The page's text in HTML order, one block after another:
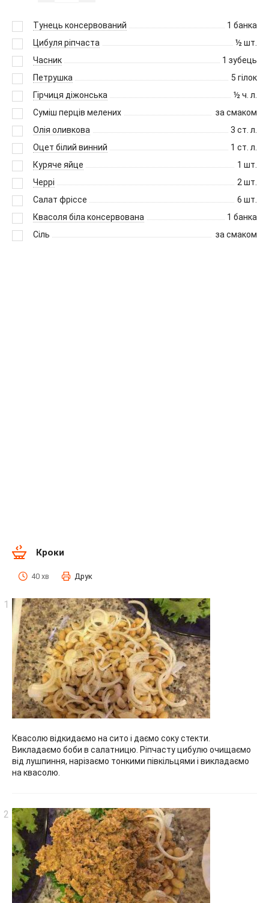
Тунець консервований 1 банка
Цибуля ріпчаста
½ шт.
Часник
1 зубець
Петрушка
5 гілок
Гірчиця діжонська
½ ч. л.
Суміш перців мелених
за смаком
Олія оливкова
3 ст. л.
Оцет білий винний
1 ст. л.
Куряче яйце
1 шт.
Черрі
2 шт.
Салат фріссе
6 шт.
Квасоля біла консервована
1 банка
Сіль
за смаком
Кроки
40 хв Друк
Квасолю відкидаємо на сито і даємо соку стекти.
Викладаємо боби в салатницю. Ріпчасту цибулю очищаємо
від лушпиння, нарізаємо тонкими півкільцями і викладаємо
на квасолю.